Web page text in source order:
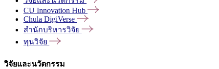
CU Innovation Hub
Chula DigiVerse
สำนักบริหารวิจัย
ทุนวิจัย
วิจัยและนวัตกรรม